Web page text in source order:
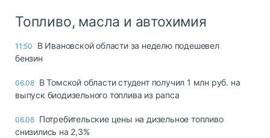
Топливо, масла и автохимия
11:50
В Ивановской области за неделю подешевел
бензин
06.08 В Томской области студент получил 1 млн руб. на
выпуск биодизельного топлива из рапса
06.08 Потребительские цены на дизельное топливо
снизились на 2,3%